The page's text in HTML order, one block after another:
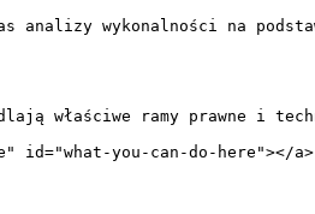
analizy wykonalności na
właściwe ramy prawne i
id="what-you-can-do-here"></a>